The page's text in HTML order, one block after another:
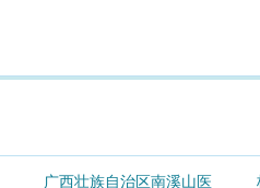
广西壮族自治区南溪山医